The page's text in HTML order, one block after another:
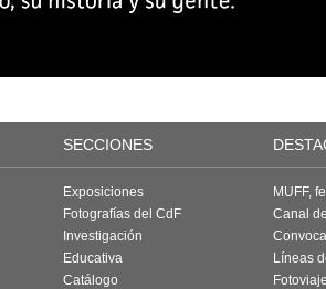
SECCIONES
Exposiciones
Fotografías del CdF
Investigación
Educativa
Catálogo
MUFF,
Canal
Líneas